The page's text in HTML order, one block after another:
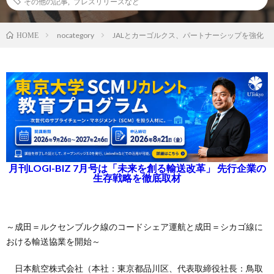
HOME nocategory JALとカーゴルクス、パートナーシップを強化
月刊LOGI-BIZ 7月号は「未来を創る輸送改革」 先行企業の
生存戦略を徹底取材
～成田＝ルクセンブルク線のコードシェア運航と成田＝シカゴ線に
おける輸送協業を開始～
日本航空株式会社（本社：東京都品川区、代表取締役社長：鳥取